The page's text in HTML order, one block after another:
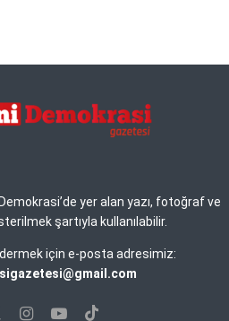
yer alan yazı, fotoğraf ve
şartıyla kullanılabilir.
için e-posta adresimiz: